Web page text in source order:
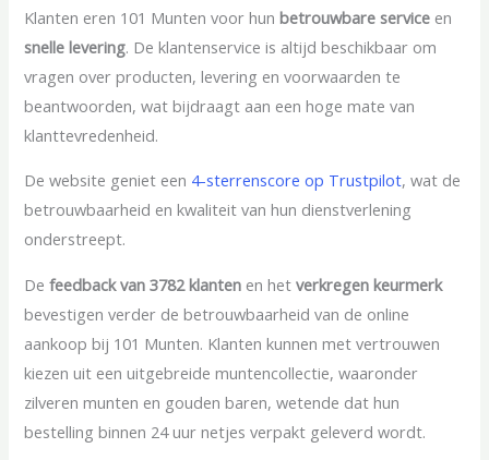
Klanten eren 101 Munten voor hunbetrouwbare service en
snelle levering. De klantenservice is altijd beschikbaar om
vragen over producten, levering en voorwaarden te
beantwoorden, wat bijdraagt aan een hoge mate van
klanttevredenheid.
De website geniet een 4-sterrenscore op Trustpilot, wat de
betrouwbaarheid en kwaliteit van hun dienstverlening
onderstreept.
Defeedback van 3782 klanten en hetverkregen keurmerk
bevestigen verder de betrouwbaarheid van de online
aankoop bij 101 Munten. Klanten kunnen met vertrouwen
kiezen uit een uitgebreide muntencollectie, waaronder
zilveren munten en gouden baren, wetende dat hun
bestelling binnen 24 uur netjes verpakt geleverd wordt.